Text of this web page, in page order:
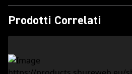
Prodotti Correlati